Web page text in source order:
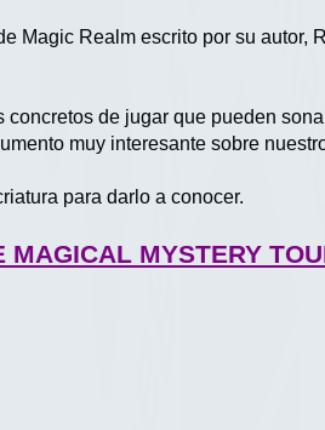
Magic Realm escrito por su autor,
de jugar que pueden
muy interesante sobre
para darlo a conocer.
MAGICAL MYSTERY